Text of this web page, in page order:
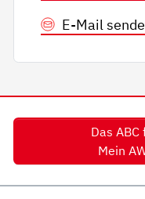
E-Mail
Das
Mein